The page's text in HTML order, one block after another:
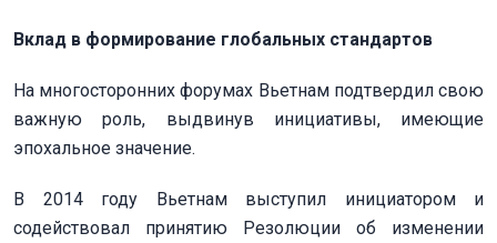
Вклад в формирование глобальных стандартов
На многосторонних форумах Вьетнам подтвердил свою
важную роль, выдвинув инициативы, имеющие
эпохальное значение.
В 2014 году Вьетнам выступил инициатором и
содействовал принятию Резолюции об изменении